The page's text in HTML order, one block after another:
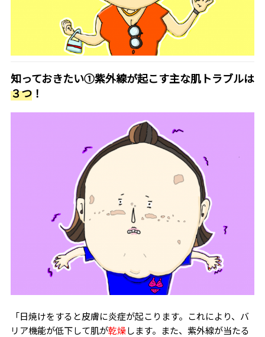
知っておきたい①紫外線が起こす主な肌トラブルは
３つ！
「日焼けをすると皮膚に炎症が起こります。これにより、バ
リア機能が低下して肌が乾燥します。また、紫外線が当たる